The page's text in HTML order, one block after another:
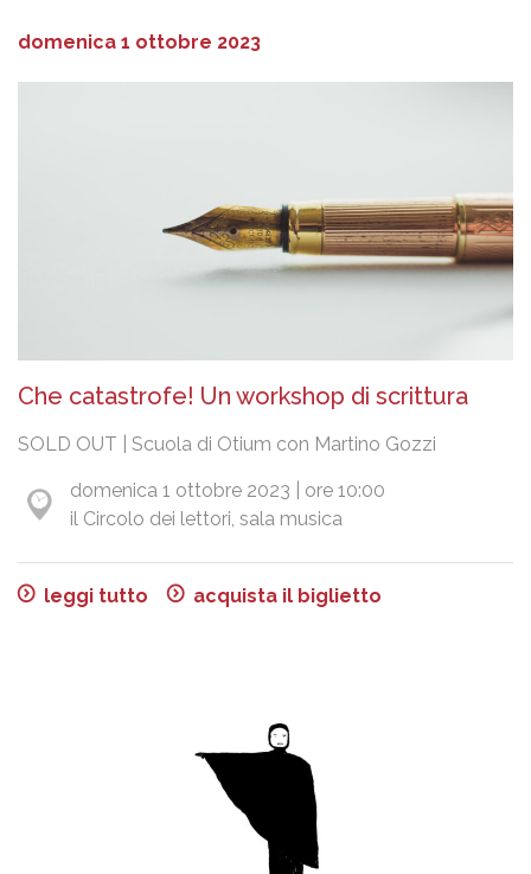
domenica 1 ottobre 2023
Che catastrofe! Un workshop di scrittura
SOLD OUT | Scuola di Otium con Martino Gozzi
domenica 1 ottobre 2023 | ore 10:00
il Circolo dei lettori, sala musica
leggi tutto acquista il biglietto